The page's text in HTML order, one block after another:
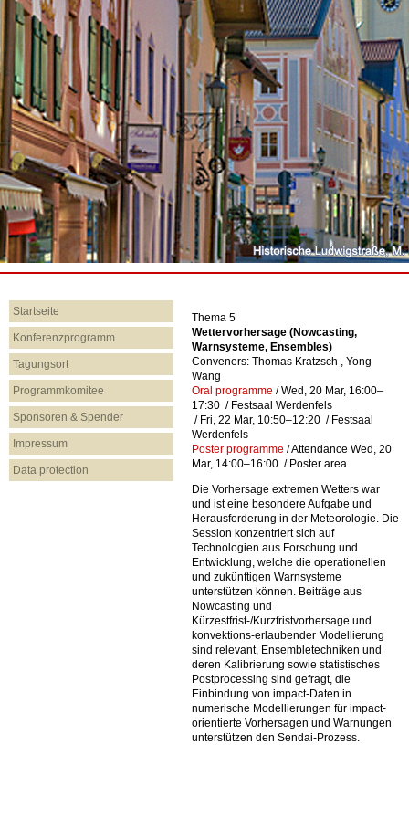
18. bis 22. März 2019
Startseite
Konferenzprogramm
Tagungsort
Programmkomitee
Sponsoren & Spender
Impressum
Data protection
Thema 5
Wettervorhersage (Nowcasting,
Warnsysteme, Ensembles)
Conveners: Thomas Kratzsch , Yong
Wang
Oral programme /Wed, 20 Mar, 16:00–
17:30 / Festsaal Werdenfels
/ Fri, 22 Mar, 10:50–12:20 / Festsaal
Werdenfels
Poster programme /Attendance Wed, 20
Mar, 14:00–16:00 / Poster area
Die Vorhersage extremen Wetters war
und ist eine besondere Aufgabe und
Herausforderung in der Meteorologie. Die
Session konzentriert sich auf
Technologien aus Forschung und
Entwicklung, welche die operationellen
und zukünftigen Warnsysteme
unterstützen können. Beiträge aus
Nowcasting und
Kürzestfrist-/Kurzfristvorhersage und
konvektions-erlaubender Modellierung
sind relevant, Ensembletechniken und
deren Kalibrierung sowie statistisches
Postprocessing sind gefragt, die
Einbindung von impact-Daten in
numerische Modellierungen für impact-
orientierte Vorhersagen und Warnungen
unterstützen den Sendai-Prozess.